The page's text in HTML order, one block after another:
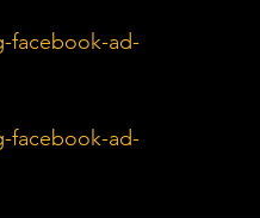
facebook-ad-
facebook-ad-